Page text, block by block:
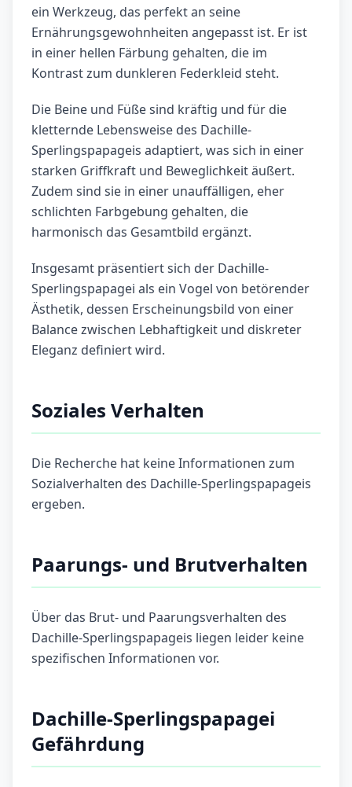
ein Werkzeug, das perfekt an seine
Ernährungsgewohnheiten angepasst ist. Er ist
in einer hellen Färbung gehalten, die im
Kontrast zum dunkleren Federkleid steht.
Die Beine und Füße sind kräftig und für die
kletternde Lebensweise des Dachille-
Sperlingspapageis adaptiert, was sich in einer
starken Griffkraft und Beweglichkeit äußert.
Zudem sind sie in einer unauffälligen, eher
schlichten Farbgebung gehalten, die
harmonisch das Gesamtbild ergänzt.
Insgesamt präsentiert sich der Dachille-
Sperlingspapagei als ein Vogel von betörender
Ästhetik, dessen Erscheinungsbild von einer
Balance zwischen Lebhaftigkeit und diskreter
Eleganz definiert wird.
Soziales Verhalten
Die Recherche hat keine Informationen zum
Sozialverhalten des Dachille-Sperlingspapageis
ergeben.
Paarungs- und Brutverhalten
Über das Brut- und Paarungsverhalten des
Dachille-Sperlingspapageis liegen leider keine
spezifischen Informationen vor.
Dachille-Sperlingspapagei
Gefährdung